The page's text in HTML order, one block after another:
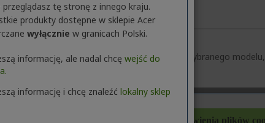
poznać dokładną specyfikację techniczną wybranego modelu,
przeglądasz tę stronę z innego kraju.
produkty dostępne w sklepie Acer
wyłącznie w granicach Polski.
informację, ale nadal chcę wejść do
informację i chcę znaleźć lokalny sklep